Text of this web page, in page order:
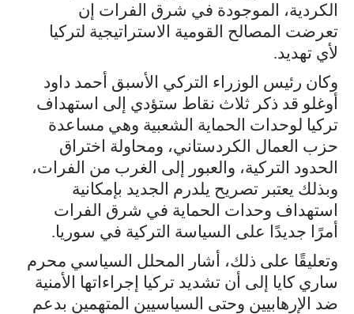
الكردية، الموجودة في شرق الفرات إن
تعرضت المصالح القومية الاستراتيجية لتركيا
لأي تهديد.
وكان رئيس الوزراء التركي الأسبق أحمد داود
أوغلو قد ذكر ثلاث نقاط ستؤدي إلى استهداف
تركيا لوحدات الحماية الشعبية وهي مساعدة
حزب العمال الكردستاني، ومحاولة اختراق
الحدود التركية، والعبور إلى الغرب من الفرات،
وبذلك يعتبر تصريح يلدرم الجديد بإمكانية
استهداف وحدات الحماية في شرق الفرات
أمرًا جديدًا على السياسة التركية في سوريا.
وتعليقًا على ذلك، أشار المحلل السياسي محرم
ساري كايا إلى أن تشديد تركيا إجراءاتها الأمنية
ضد الإرهابيين وحتى السياسيين المتهمين بدعم